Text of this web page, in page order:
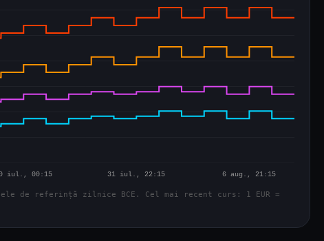
referință zilnice BCE. Cel mai recent curs: 1 EUR =